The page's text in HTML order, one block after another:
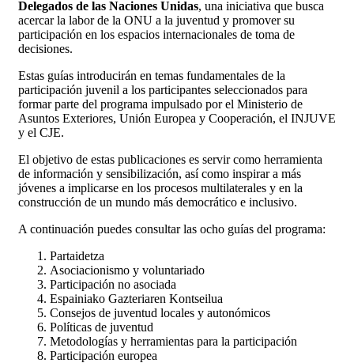
Delegados de las Naciones Unidas, una iniciativa que busca
acercar la labor de la ONU a la juventud y promover su
participación en los espacios internacionales de toma de
decisiones.
Estas guías introducirán en temas fundamentales de la
participación juvenil a los participantes seleccionados para
formar parte del programa impulsado por el Ministerio de
Asuntos Exteriores, Unión Europea y Cooperación, el INJUVE
y el CJE.
El objetivo de estas publicaciones es servir como herramienta
de información y sensibilización, así como inspirar a más
jóvenes a implicarse en los procesos multilaterales y en la
construcción de un mundo más democrático e inclusivo.
A continuación puedes consultar las ocho guías del programa:
Partaidetza
Asociacionismo y voluntariado
Participación no asociada
Espainiako Gazteriaren Kontseilua
Consejos de juventud locales y autonómicos
Políticas de juventud
Metodologías y herramientas para la participación
Participación europea